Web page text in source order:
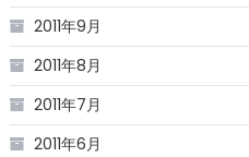
2011年9月
2011年8月
2011年7月
2011年6月